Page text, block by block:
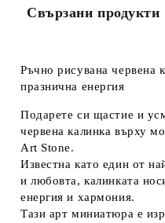
Свързани продукти
Ръчно рисувана червена
празнична енергия
Подарете си щастие и
червена калинка върху
Art Stone.
Известна като един от
и любовта, калинката
енергия и хармония.
Тази арт миниатюра е